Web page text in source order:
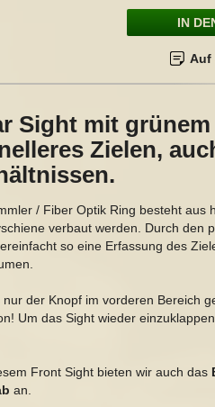
IN
Auf
Sight mit grünem
Zielen,
/ Fiber Optik Ring besteht aus
verbaut werden. Durch den
so eine Erfassung des
der Knopf im vorderen Bereich
Um das Sight wieder
Front Sight bieten wir auch das
an.